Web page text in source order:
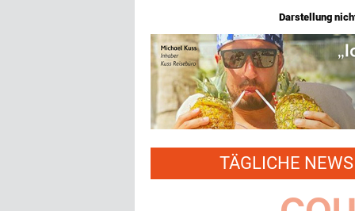
Darstellung
TÄGLICHE